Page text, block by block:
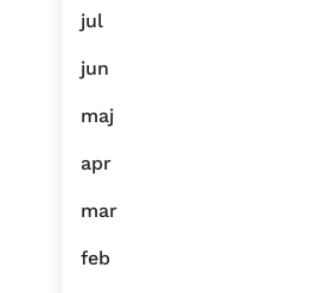
jul
jun
maj
apr
mar
feb